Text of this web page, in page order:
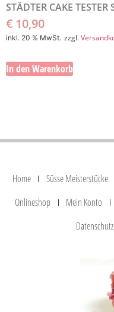
STÄDTER CAKE TESTER
€ 10,90
inkl. 20 % MwSt. zzgl.
In den Warenkorb
Home Süsse Meisterstücke
Onlineshop
Mein Konto
Datenschutz